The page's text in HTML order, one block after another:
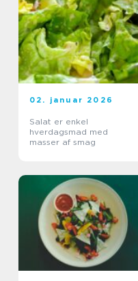
02. januar 2026
Salat er enkel
hverdagsmad med
masser af smag